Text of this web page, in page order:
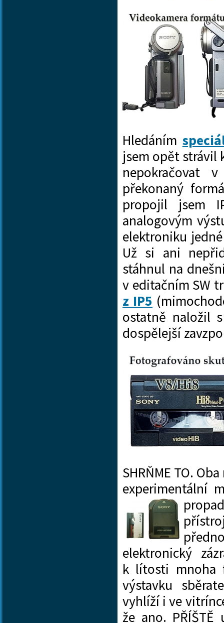
Hledáním
jsem opět strávil
nepokračovat
překonaný
propojil
analogovým
elektroniku
Už si ani
stáhnul na
v editačním SW
z IP5
ostatně naložil
dospělejší
SHRŇME TO.
experimentální
elektronický
k lítosti mnoha
výstavku
vyhlíží i ve
že ano.